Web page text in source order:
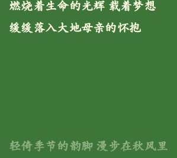
燃烧着生命的光辉 载着梦想
缓缓落入大地母亲的怀抱
轻倚季节的韵脚 漫步在秋风里